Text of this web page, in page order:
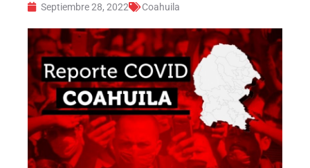
Septiembre 28, 2022 Coahuila